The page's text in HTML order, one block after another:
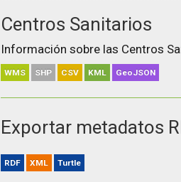
Centros Sanitarios
Información sobre las Centros
WMS SHP CSV KML GeoJSON
Exportar metadatos
RDF XML Turtle